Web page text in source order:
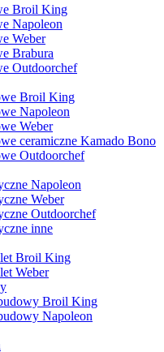
Broil King
Napoleon
Weber
Brabura
Outdoorchef
Broil King
Napoleon
Weber
ceramiczne Kamado Bono
Outdoorchef
Napoleon
Weber
Outdoorchef
inne
Broil King
Weber
Broil King
Napoleon